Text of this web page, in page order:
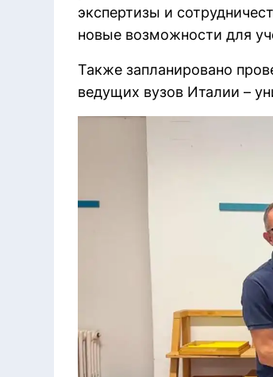
экспертизы и
новые возможности для
Также запланировано
ведущих вузов Италии –